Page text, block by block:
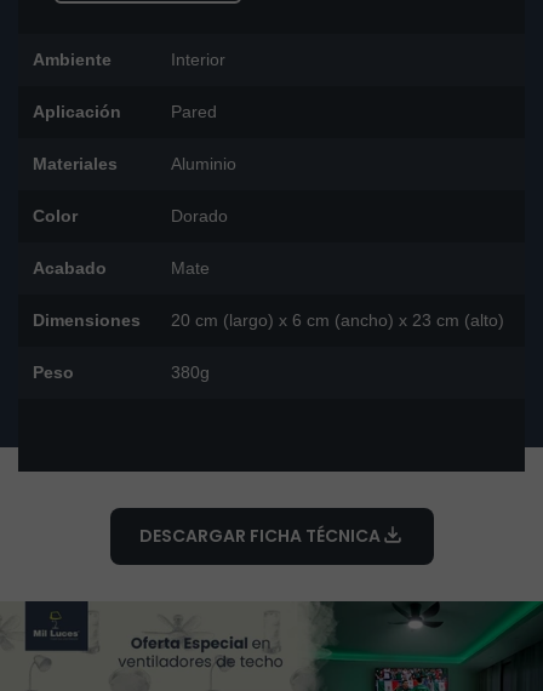
Ambiente Interior
Aplicación Pared
Materiales Aluminio
Color Dorado
Acabado Mate
Dimensiones 20 cm (largo) x 6 cm (ancho) x 23 cm (alto)
Peso 380g
DESCARGAR FICHA TÉCNICA